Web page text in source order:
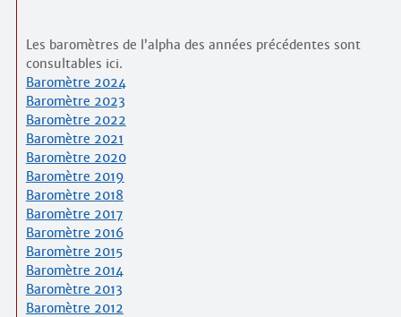
Les baromètres de l’alpha des années précédentes sont
consultables ici.
Baromètre 2024
Baromètre 2023
Baromètre 2022
Baromètre 2021
Baromètre 2020
Baromètre 2019
Baromètre 2018
Baromètre 2017
Baromètre 2016
Baromètre 2015
Baromètre 2014
Baromètre 2013
Baromètre 2012